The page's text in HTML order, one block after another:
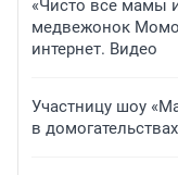
«Чисто все мамы
медвежонок
интернет. Видео
Участницу шоу
в